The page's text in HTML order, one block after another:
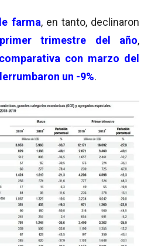
farma, en tanto, declinaron
trimestre del año,
con marzo del
un -9%.